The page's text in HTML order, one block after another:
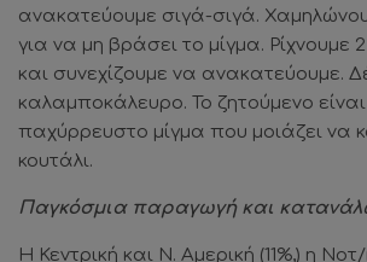
ανακατεύουμε σιγά-σιγά.
για να μη βράσει το μίγμα. Ρίχνουμε
και συνεχίζουμε να ανακατεύουμε.
καλαμποκάλευρο. Το ζητούμενο
παχύρρευστο μίγμα που μοιάζει να
κουτάλι.
Παγκόσμια παραγωγή και
Η Κεντρική και Ν. Αμερική (11%,) η